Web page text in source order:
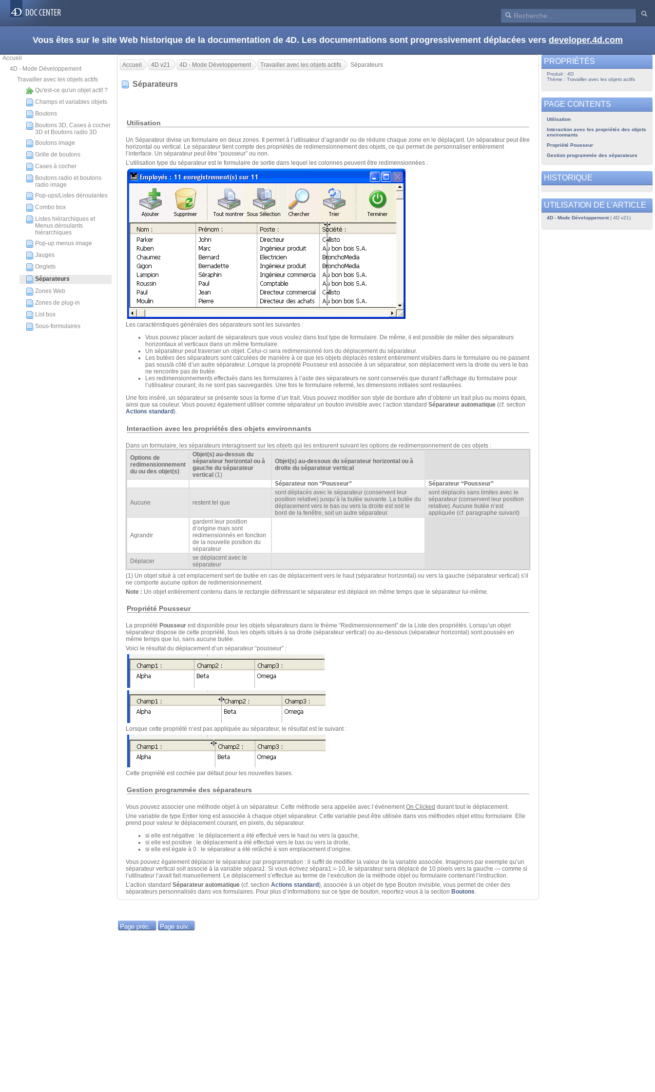
Vous êtes sur le site Web historique de la documentation de 4D. Les documentations sont progressivement déplacées vers developer.4d.com
Accueil
4D - Mode Développement
Travailler avec les objets actifs
Qu'est-ce qu'un objet actif ?
Champs et variables objets
Boutons
Boutons 3D, Cases à cocher
3D et Boutons radio 3D
Boutons image
Grille de boutons
Cases à cocher
Boutons radio et boutons
radio image
Pop-ups/Listes déroulantes
Combo box
Listes hiérarchiques et
Menus déroulants
hiérarchiques
Pop-up menus image
Jauges
Onglets
Séparateurs
Zones Web
Zones de plug-in
List box
Sous-formulaires
Accueil 4D v21 4D - Mode Développement Travailler avec les objets actifs Séparateurs
Séparateurs
Utilisation
Un Séparateur divise un formulaire en deux zones. Il permet à l’utilisateur d’agrandir ou de réduire chaque zone en le déplaçant. Un séparateur peut être
horizontal ou vertical. Le séparateur tient compte des propriétés de redimensionnement des objets, ce qui permet de personnaliser entièrement
l’interface. Un séparateur peut être “pousseur” ou non.
L’utilisation type du séparateur est le formulaire de sortie dans lequel les colonnes peuvent être redimensionnées :
Les caractéristiques générales des séparateurs sont les suivantes :
Vous pouvez placer autant de séparateurs que vous voulez dans tout type de formulaire. De même, il est possible de mêler des séparateurs
horizontaux et verticaux dans un même formulaire.
Un séparateur peut traverser un objet. Celui-ci sera redimensionné lors du déplacement du séparateur.
Les butées des séparateurs sont calculées de manière à ce que les objets déplacés restent entièrement visibles dans le formulaire ou ne passent
pas sous/à côté d’un autre séparateur. Lorsque la propriété Pousseur est associée à un séparateur, son déplacement vers la droite ou vers le bas
ne rencontre pas de butée.
Les redimensionnements effectués dans les formulaires à l’aide des séparateurs ne sont conservés que durant l’affichage du formulaire pour
l’utilisateur courant, ils ne sont pas sauvegardés. Une fois le formulaire refermé, les dimensions initiales sont restaurées.
Une fois inséré, un séparateur se présente sous la forme d’un trait. Vous pouvez modifier son style de bordure afin d’obtenir un trait plus ou moins épais,
ainsi que sa couleur. Vous pouvez également utiliser comme séparateur un bouton invisible avec l’action standard Séparateur automatique (cf. section
Actions standard).
Interaction avec les propriétés des objets environnants
Dans un formulaire, les séparateurs interagissent sur les objets qui les entourent suivant les options de redimensionnement de ces objets :
Options de
redimensionnement
du ou des objet(s)
Objet(s) au-dessus du
séparateur horizontal ou à
gauche du séparateur
vertical (1)
Objet(s) au-dessous du séparateur horizontal ou à
droite du séparateur vertical
Séparateur non “Pousseur” Séparateur “Pousseur”
Aucune restent tel que
sont déplacés avec le séparateur (conservent leur
position relative) jusqu’à la butée suivante. La butée du
déplacement vers le bas ou vers la droite est soit le
bord de la fenêtre, soit un autre séparateur.
sont déplacés sans limites avec le
séparateur (conservent leur position
relative). Aucune butée n’est
appliquée (cf. paragraphe suivant)
Agrandir
gardent leur position
d’origine mais sont
redimensionnés en fonction
de la nouvelle position du
séparateur
Déplacer
se déplacent avec le
séparateur
(1) Un objet situé à cet emplacement sert de butée en cas de déplacement vers le haut (séparateur horizontal) ou vers la gauche (séparateur vertical) s’il
ne comporte aucune option de redimensionnement.
Note : Un objet entièrement contenu dans le rectangle définissant le séparateur est déplacé en même temps que le séparateur lui-même.
Propriété Pousseur
La propriété Pousseur est disponible pour les objets séparateurs dans le thème “Redimensionnement” de la Liste des propriétés. Lorsqu’un objet
séparateur dispose de cette propriété, tous les objets situés à sa droite (séparateur vertical) ou au-dessous (séparateur horizontal) sont poussés en
même temps que lui, sans aucune butée.
Voici le résultat du déplacement d’un séparateur “pousseur” :
Lorsque cette propriété n’est pas appliquée au séparateur, le résultat est le suivant :
Cette propriété est cochée par défaut pour les nouvelles bases.
Gestion programmée des séparateurs
Vous pouvez associer une méthode objet à un séparateur. Cette méthode sera appelée avec l’événementOn Clicked durant tout le déplacement.
Une variable de type Entier long est associée à chaque objet séparateur. Cette variable peut être utilisée dans vos méthodes objet et/ou formulaire. Elle
prend pour valeur le déplacement courant, en pixels, du séparateur.
si elle est négative : le déplacement a été effectué vers le haut ou vers la gauche,
si elle est positive : le déplacement a été effectué vers le bas ou vers la droite,
si elle est égale à 0 : le séparateur a été relâché à son emplacement d’origine.
Vous pouvez également déplacer le séparateur par programmation : il suffit de modifier la valeur de la variable associée. Imaginons par exemple qu’un
séparateur vertical soit associé à la variable sépara1. Si vous écrivez sépara1:=-10, le séparateur sera déplacé de 10 pixels vers la gauche — comme si
l’utilisateur l’avait fait manuellement. Le déplacement s’effectue au terme de l’exécution de la méthode objet ou formulaire contenant l’instruction.
L’action standard Séparateur automatique (cf. section Actions standard), associée à un objet de type Bouton invisible, vous permet de créer des
séparateurs personnalisés dans vos formulaires. Pour plus d’informations sur ce type de bouton, reportez-vous à la section Boutons.
Page préc. Page suiv.
PROPRIÉTÉS
Produit : 4D
Thème : Travailler avec les objets actifs
PAGE CONTENTS
Utilisation
Interaction avec les propriétés des objets
environnants
Propriété Pousseur
Gestion programmée des séparateurs
HISTORIQUE
UTILISATION DE L'ARTICLE
4D - Mode Développement( 4D v21)